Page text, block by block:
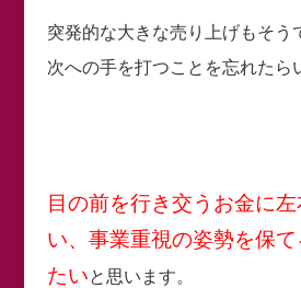
突発的な大きな売り上げもそう
次への手を打つことを忘れたら
目の前を行き交うお金に
い、事業重視の姿勢を保
たいと思います。